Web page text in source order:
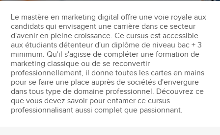
Le mastère en marketing digital offre une voie royale aux
candidats qui envisagent une carrière dans ce secteur
d'avenir en pleine croissance. Ce cursus est accessible
aux étudiants détenteur d'un diplôme de niveau bac + 3
minimum. Qu'il s'agisse de compléter une formation de
marketing classique ou de se reconvertir
professionnellement, il donne toutes les cartes en mains
pour se faire une place auprès de sociétés d'envergure
dans tous type de domaine professionnel. Découvrez ce
que vous devez savoir pour entamer ce cursus
professionnalisant aussi complet que passionnant.